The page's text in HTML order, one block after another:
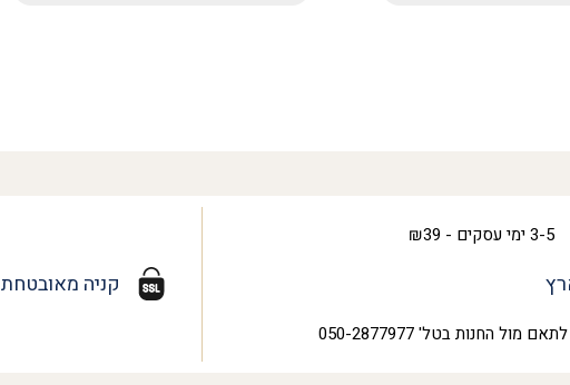
3-5 ימי עסקים - ₪39
מול החנות בטל' 050-2877977
קניה מאובטחת